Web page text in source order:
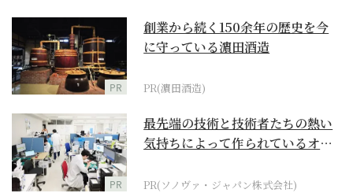
PR
創業から続く150余年の歴史を今
に守っている濵田酒造
PR(濵田酒造)
PR
最先端の技術と技術者たちの熱い
気持ちによって作られているオー
PR(ソノヴァ・ジャパン株式会社)